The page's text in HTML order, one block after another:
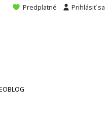
Predplatné Prihlásiť sa
BLOG